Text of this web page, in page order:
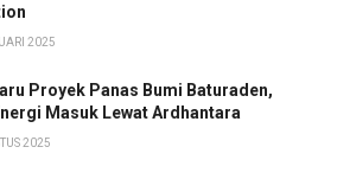
2025
Proyek Panas Bumi Baturaden,
Masuk Lewat Ardhantara
2025